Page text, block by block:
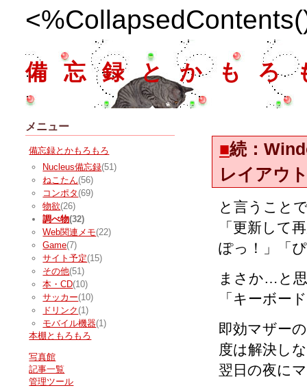
備忘録とかもろ
■続：
レイアウ
と言うこと
「更新して
ぽっ！」「
まさか…と
「キーボー
即効マザー
度は解決し
翌日の夜に
メニュー
備忘録とかもろもろ
Nucleus備忘録(51)
ねこたん(56)
コンポタ (69)
物欲(26)
調べ物(32)
Web関連メモ(22)
Game(7)
サイト予定(15)
その他(51)
本・CD(10)
サッカー(10)
ドリンク (1)
モバイル機器(1)
本棚ともろもろ
写真館
記事一覧
管理ツール